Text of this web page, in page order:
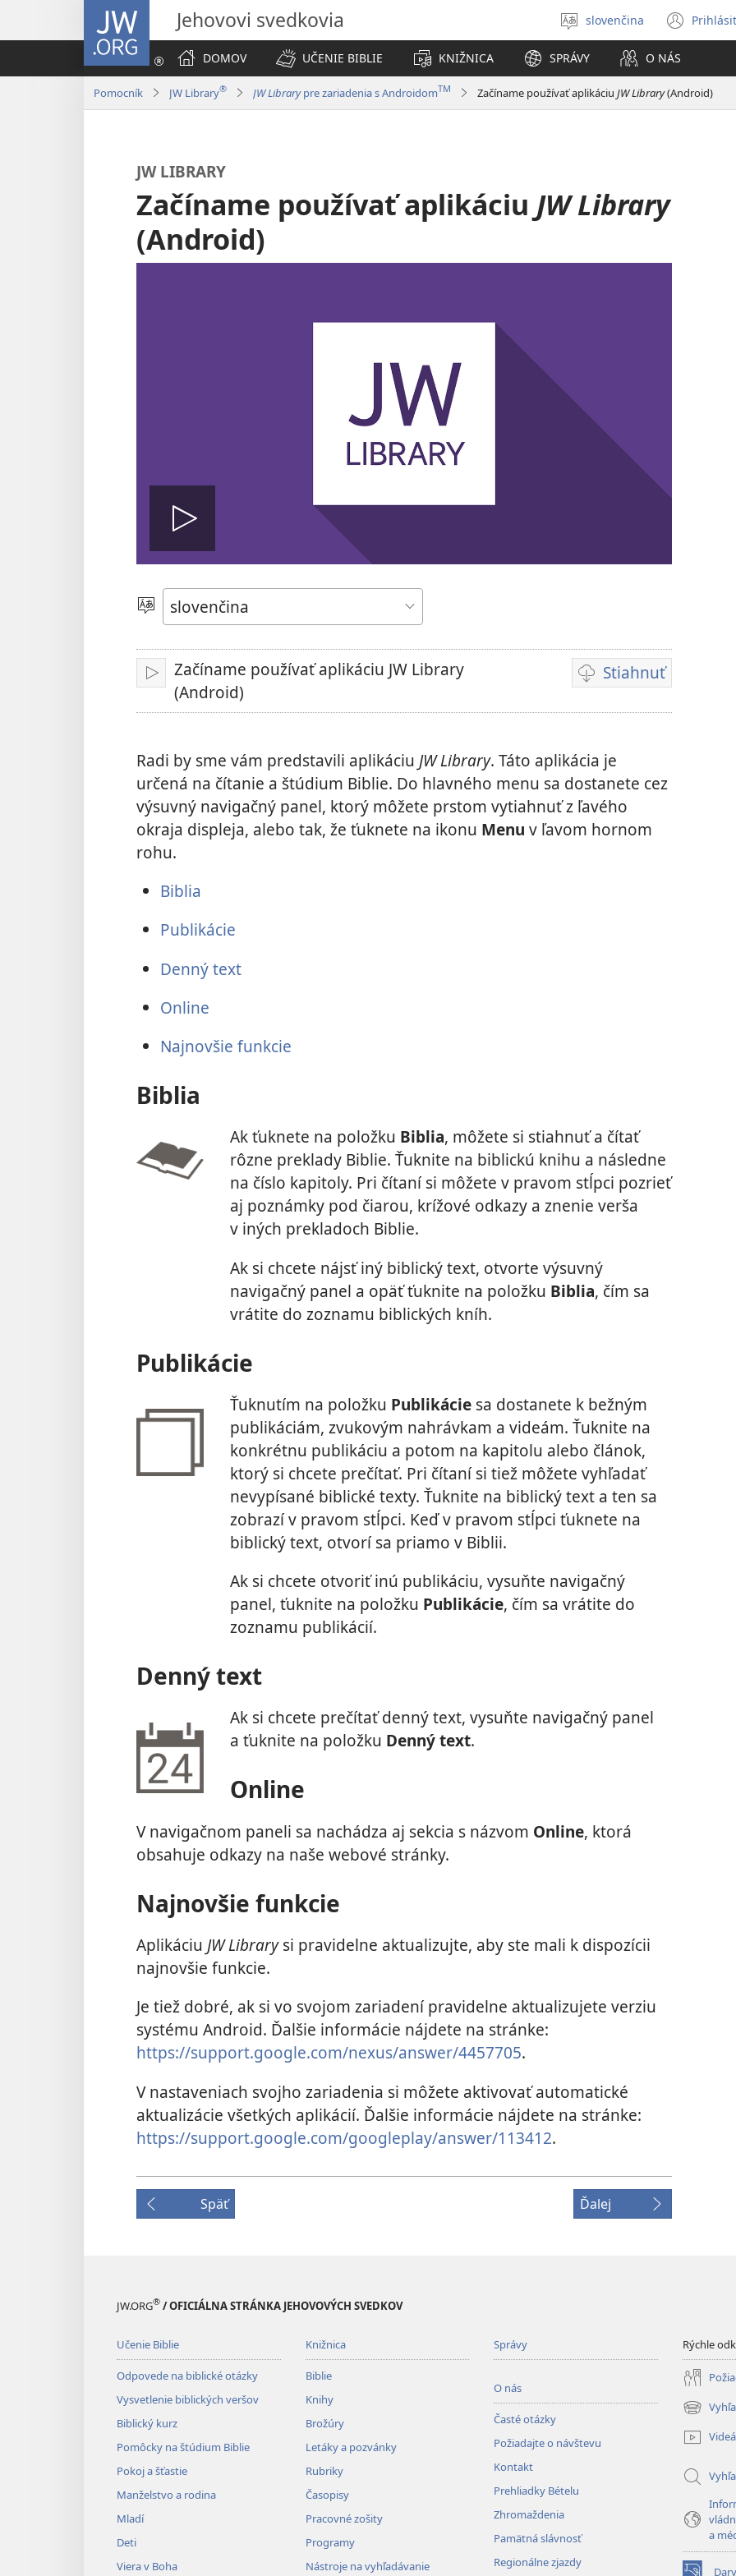
JW.ORG Jehovovi svedkovia
Výber
jazyka
slovenčina
nové
DOMOV
UČENIE BIBLIE KNIŽNICA SPRÁVY O NÁS
Pomocník JW Library® JW Librarypre zariadenia s AndroidomTM Začíname používať aplikáciu JW Library(Android)
JW LIBRARY
Začíname používať aplikáciu JW Library
(Android)
Prehrať
video
Jazyk
Prehrať
Začíname používať aplikáciu JW Library
(Android)
Stiahnuť
Možnosti
Radi by sme vám predstavili aplikáciu JW Library. Táto aplikácia je
určená na čítanie a štúdium Biblie. Do hlavného menu sa dostanete cez
výsuvný navigačný panel, ktorý môžete prstom vytiahnuť z ľavého
okraja displeja, alebo tak, že ťuknete na ikonu Menu v ľavom hornom
rohu.
Biblia
Publikácie
Denný text
Online
Najnovšie funkcie
Biblia
Ak ťuknete na položku Biblia, môžete si stiahnuť a čítať
rôzne preklady Biblie. Ťuknite na biblickú knihu a následne
na číslo kapitoly. Pri čítaní si môžete v pravom stĺpci pozrieť
aj poznámky pod čiarou, krížové odkazy a znenie verša
v iných prekladoch Biblie.
Ak si chcete nájsť iný biblický text, otvorte výsuvný
navigačný panel a opäť ťuknite na položku Biblia, čím sa
vrátite do zoznamu biblických kníh.
Publikácie
Ťuknutím na položku Publikáciesa dostanete k bežným
publikáciám, zvukovým nahrávkam a videám. Ťuknite na
konkrétnu publikáciu a potom na kapitolu alebo článok,
ktorý si chcete prečítať. Pri čítaní si tiež môžete vyhľadať
nevypísané biblické texty. Ťuknite na biblický text a ten sa
zobrazí v pravom stĺpci. Keď v pravom stĺpci ťuknete na
biblický text, otvorí sa priamo v Biblii.
Ak si chcete otvoriť inú publikáciu, vysuňte navigačný
panel, ťuknite na položku Publikácie, čím sa vrátite do
zoznamu publikácií.
Denný text
Ak si chcete prečítať denný text, vysuňte navigačný panel
a ťuknite na položku Denný text.
Online
V navigačnom paneli sa nachádza aj sekcia s názvom Online, ktorá
obsahuje odkazy na naše webové stránky.
Najnovšie funkcie
Aplikáciu JW Librarysi pravidelne aktualizujte, aby ste mali k dispozícii
najnovšie funkcie.
Je tiež dobré, ak si vo svojom zariadení pravidelne aktualizujete verziu
systému Android. Ďalšie informácie nájdete na stránke:
https://support.google.com/nexus/answer/4457705.
V nastaveniach svojho zariadenia si môžete aktivovať automatické
aktualizácie všetkých aplikácií. Ďalšie informácie nájdete na stránke:
https://support.google.com/googleplay/answer/113412.
Späť Ďalej
JW.ORG® / OFICIÁLNA STRÁNKA JEHOVOVÝCH SVEDKOV
Učenie Biblie
Odpovede na biblické otázky
Vysvetlenie biblických veršov
Biblický kurz
Pomôcky na štúdium Biblie
Pokoj a šťastie
Manželstvo a rodina
Mladí
Deti
Viera v Boha
Knižnica
Biblie
Knihy
Brožúry
Letáky a pozvánky
Rubriky
Časopisy
Pracovné zošity
Programy
Nástroje na vyhľadávanie
Správy
O nás
Časté otázky
Požiadajte o návštevu
Kontakt
Prehliadky Bételu
Zhromaždenia
Pamätná slávnosť
Regionálne zjazdy
Rýchle
(otvorí
nové
okno)
Videá
a
Dary